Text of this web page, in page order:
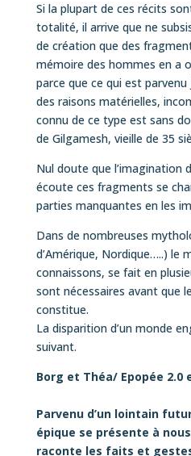
Si la plupart de ces récits
totalité, il arrive que ne
de création que des
mémoire des hommes en a
parce que ce qui est
des raisons matérielles,
connu de ce type est sans
de Gilgamesh, vieille de 35
Nul doute que l’imagination
écoute ces fragments se
parties manquantes en les
Dans de nombreuses
d’Amérique, Nordique…..) le
connaissons, se fait en
sont nécessaires avant que
constitue.
La disparition d’un monde
suivant.
Borg et Théa/ Epopée
Parvenu d’un lointain
épique se présente à
raconte les faits et